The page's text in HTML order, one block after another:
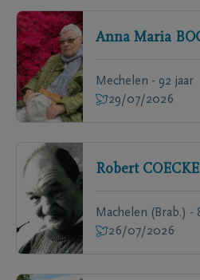
Anna Maria
Mechelen - 92 jaar
29/07/2026
Robert
Machelen (Brab.) -
26/07/2026